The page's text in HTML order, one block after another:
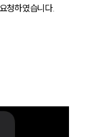
청하였습니다.